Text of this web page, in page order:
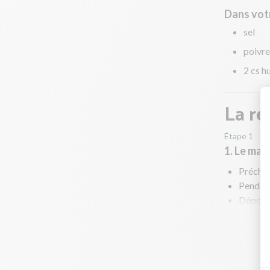
Dans
sel
poivre
2 cs
La
Étape 1
1. Le
En